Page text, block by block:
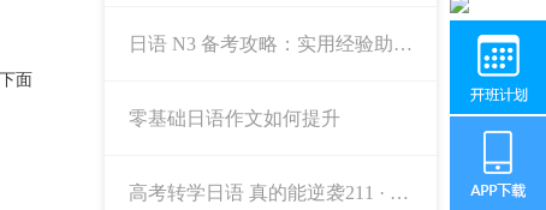
面
日语 N3 备考攻略：实用经验助力
零基础日语作文如何提升
高考转学日语 真的能逆袭211 · 98